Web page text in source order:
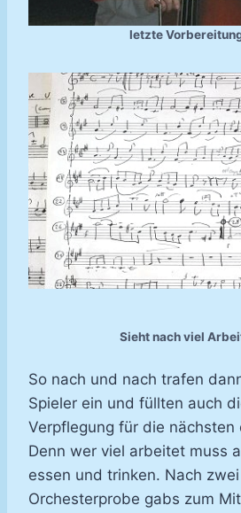
letzte
Sieht nach viel
So nach und nach trafen
Spieler ein und füllten auch
Verpflegung für die nächsten
Denn wer viel arbeitet muss
essen und trinken. Nach
Orchesterprobe gabs zum